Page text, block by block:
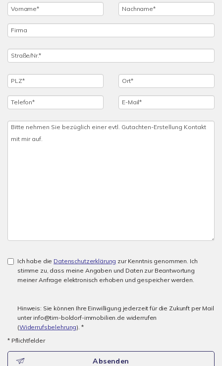
Ich habe die Datenschutzerklärung zur Kenntnis genommen. Ich
stimme zu, dass meine Angaben und Daten zur Beantwortung
meiner Anfrage elektronisch erhoben und gespeicher werden.
Hinweis: Sie können Ihre Einwilligung jederzeit für die Zukunft per Mail
unter info@tim-boldorf-immobilien.de widerrufen
(Widerrufsbelehrung). *
* Pflichtfelder
Absenden